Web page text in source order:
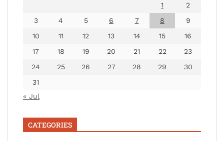
1
2
3
4 5 6 7 8
9
10
11 12 13 14 15
16
17
18 19 20 21 22
23
24
25 26 27 28 29
30
31
« Jul
CATEGORIES